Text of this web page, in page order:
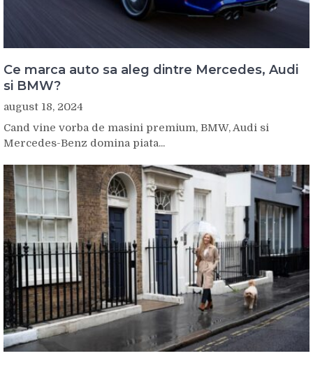
Ce marca auto sa aleg dintre Mercedes, Audi
si BMW?
august 18, 2024
Cand vine vorba de masini premium, BMW, Audi si
Mercedes-Benz domina piata...